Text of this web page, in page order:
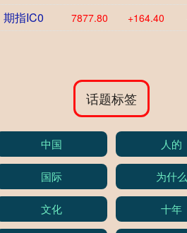
期指IC0 7877.80 +164.40
话题标签
中国 人的
国际 为什么
文化 十年